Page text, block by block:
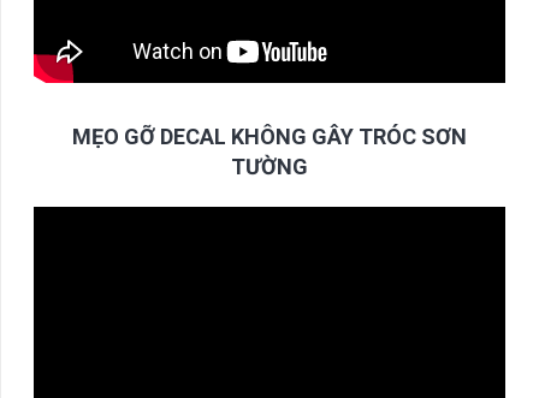
MẸO GỠ DECAL KHÔNG GÂY TRÓC SƠN
TƯỜNG